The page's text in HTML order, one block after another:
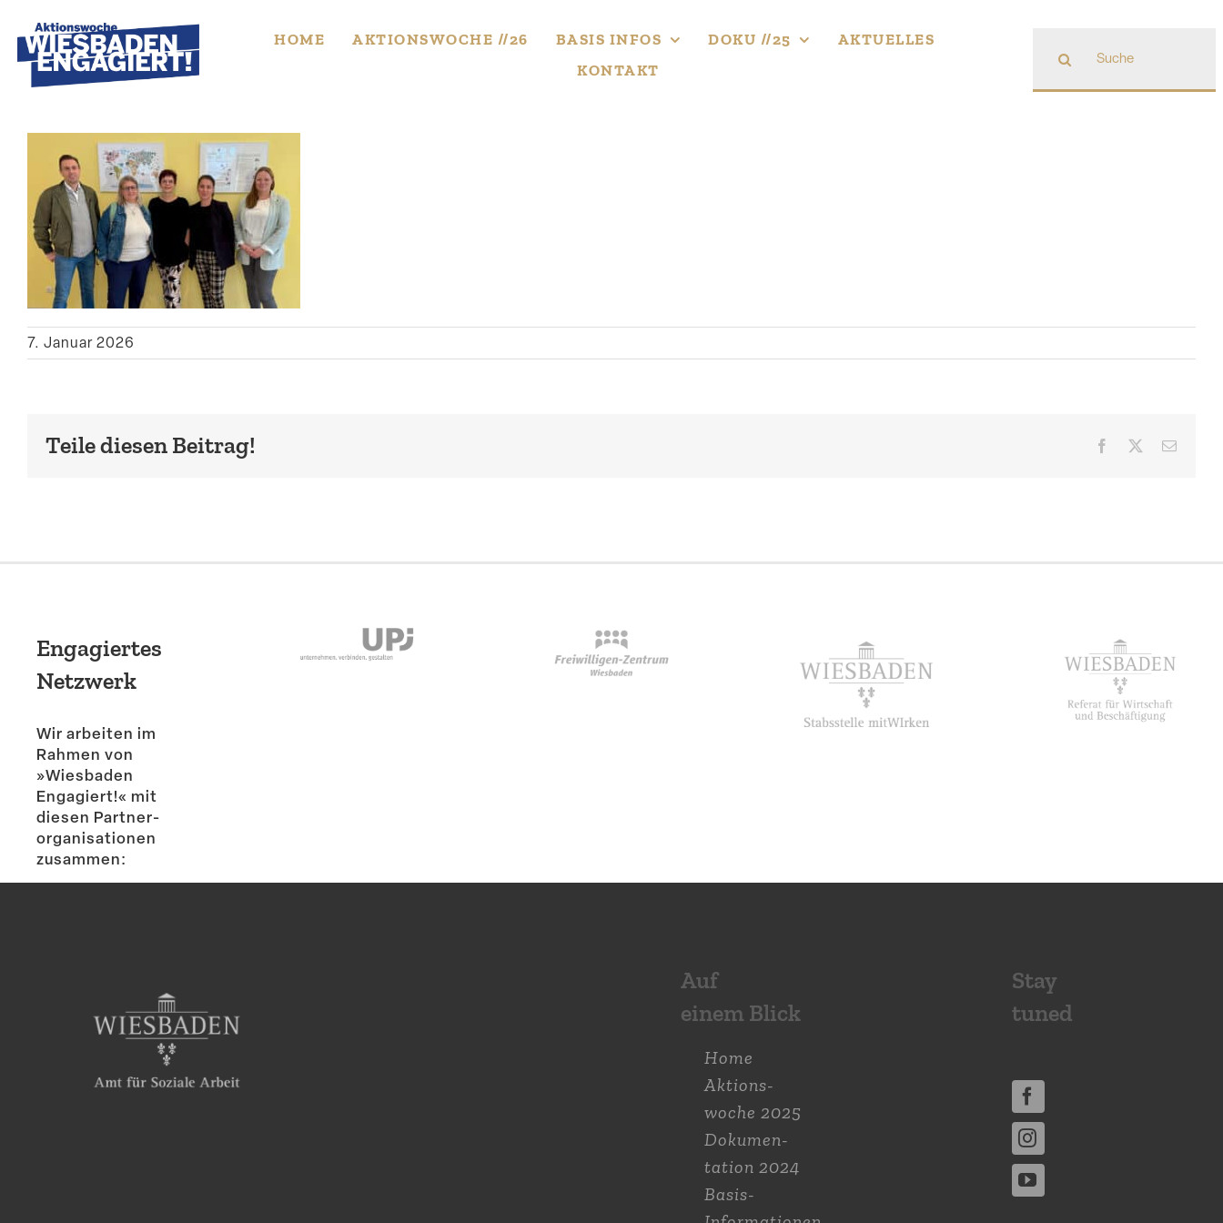
to
content
HOME AKTIONS­WOCHE //26 BASIS INFOS DOKU //25
AKTUELLES
KONTAKT
nach:
7. Januar 2026
Teile diesen Beitrag! Facebook
Engagiertes
Netzwerk
Wir arbeiten im
Rahmen von
»Wiesbaden
Engagiert!« mit
diesen Partner­
or­ga­ni­sa­tionen
zusammen:
Auf
einem Blick
Home
Aktions­
woche 2025
Dokumen­
tation 2024
Basis-
Stay
tuned